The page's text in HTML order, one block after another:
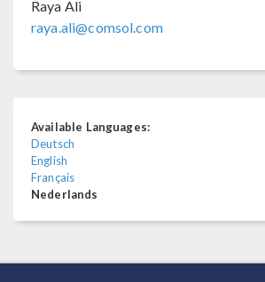
Raya Ali
raya.ali@comsol.com
Available Languages:
Deutsch
English
Français
Nederlands